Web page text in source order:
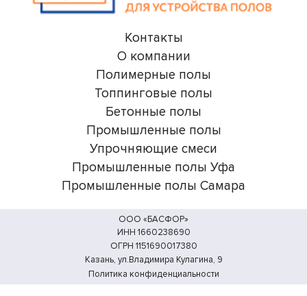
Контакты
О компании
Полимерные полы
Топпинговые полы
Бетонные полы
Промышленные полы
Упрочняющие смеси
Промышленные полы Уфа
Промышленные полы Самара
ООО «БАСФОР»
ИНН 1660238690
ОГРН 1151690017380
Казань, ул.Владимира Кулагина, 9
Политика конфиденциальности